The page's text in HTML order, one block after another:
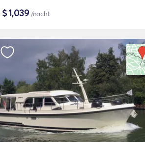
$1,039/nacht